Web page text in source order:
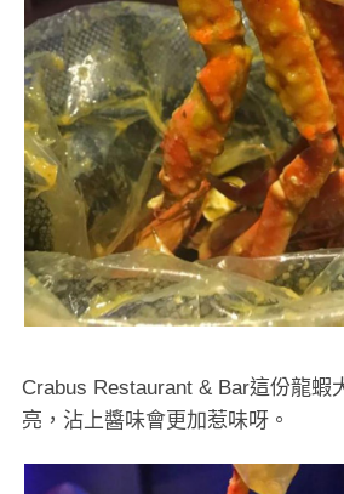
Crabus Restaurant & Bar這份龍蝦
亮，沾上醬味會更加惹味呀。